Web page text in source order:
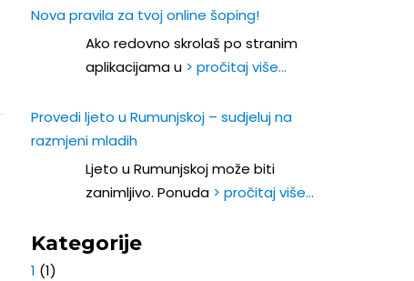
Nova pravila za tvoj online šoping!
Ako redovno skrolaš po stranim
aplikacijama u > pročitaj više…
Provedi ljeto u Rumunjskoj – sudjeluj na
razmjeni mladih
Ljeto u Rumunjskoj može biti
zanimljivo. Ponuda > pročitaj više…
Kategorije
1 (1)